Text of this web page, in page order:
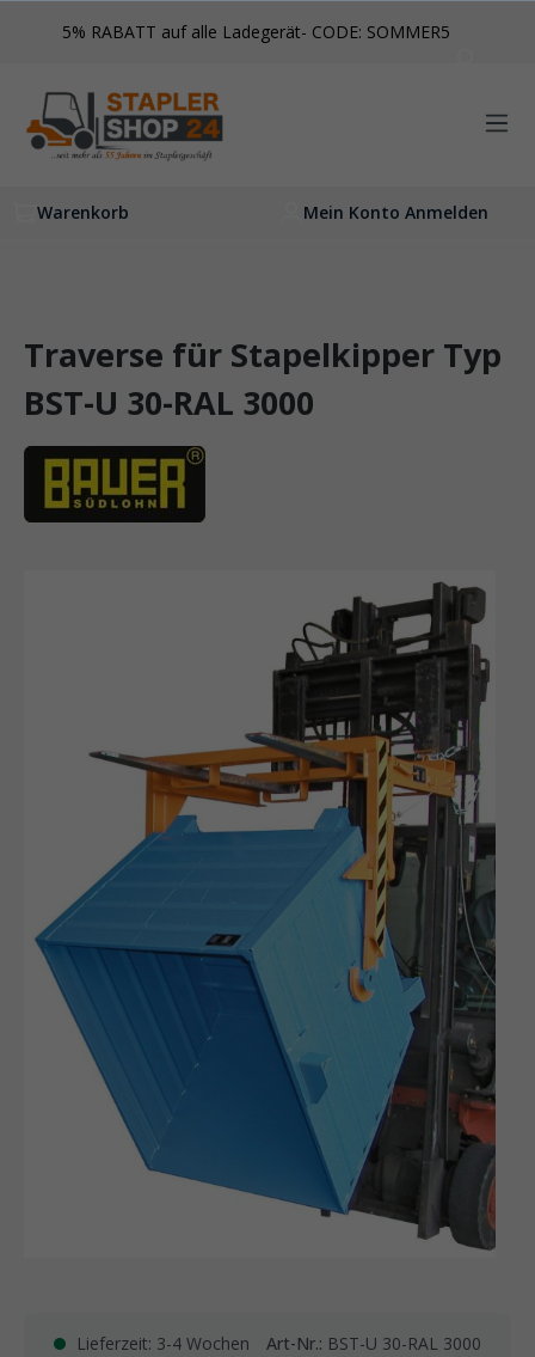
springen
5% RABATT auf alle Ladegerät- CODE: SOMMER5
Mein Konto Anmelden
Warenkorb
Traverse für Stapelkipper Typ
BST-U 30-RAL 3000
Lieferzeit: 3-4 Wochen Art-Nr.: BST-U 30-RAL 3000